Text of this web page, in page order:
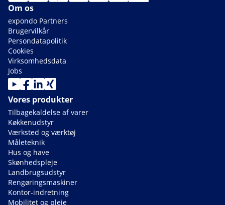
Om os
expondo Partners
Brugervilkår
Persondatapolitik
Cookies
Virksomhedsdata
Jobs
Vores produkter
Tilbagekaldelse af varer
Køkkenudstyr
Værksted og værktøj
Måleteknik
Hus og have
Skønhedspleje
Landbrugsudstyr
Rengøringsmaskiner
Kontor-indretning
Mobilitet og pleje